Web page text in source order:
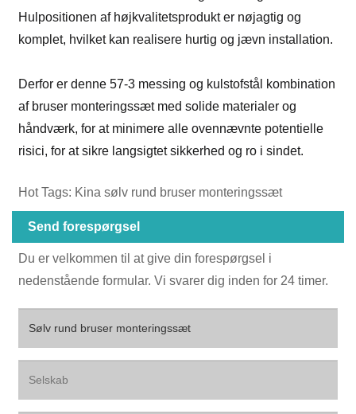
Hulpositionen af ​​højkvalitetsprodukt er nøjagtig og
komplet, hvilket kan realisere hurtig og jævn installation.
Derfor er denne 57-3 messing og kulstofstål kombination
af bruser monteringssæt med solide materialer og
håndværk, for at minimere alle ovennævnte potentielle
risici, for at sikre langsigtet sikkerhed og ro i sindet.
Hot Tags: Kina sølv rund bruser monteringssæt
Send forespørgsel
Du er velkommen til at give din forespørgsel i
nedenstående formular. Vi svarer dig inden for 24 timer.